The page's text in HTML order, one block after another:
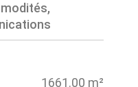
1661.00 m²